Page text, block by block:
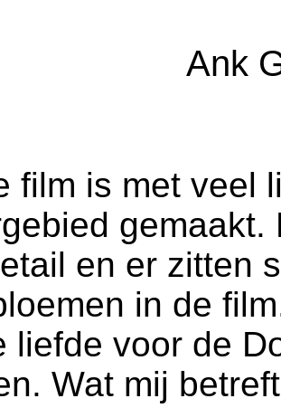
Ank
film is met veel
en er zitten
in de
liefde voor de
Wat mij